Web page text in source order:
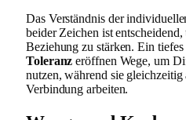
Das Verständnis der
beider Zeichen ist
Beziehung zu stärken. Ein
Toleranz eröffnen Wege, um
nutzen, während sie
Verbindung arbeiten.